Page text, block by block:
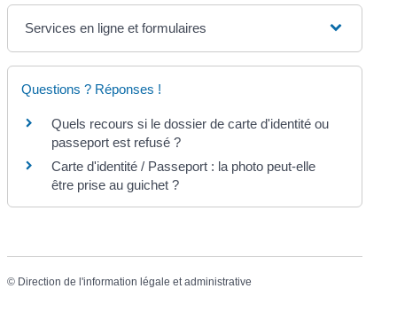
Services en ligne et formulaires
Questions ? Réponses !
Quels recours si le dossier de carte d'identité ou
passeport est refusé ?
Carte d'identité / Passeport : la photo peut-elle
être prise au guichet ?
© Direction de l'information légale et administrative